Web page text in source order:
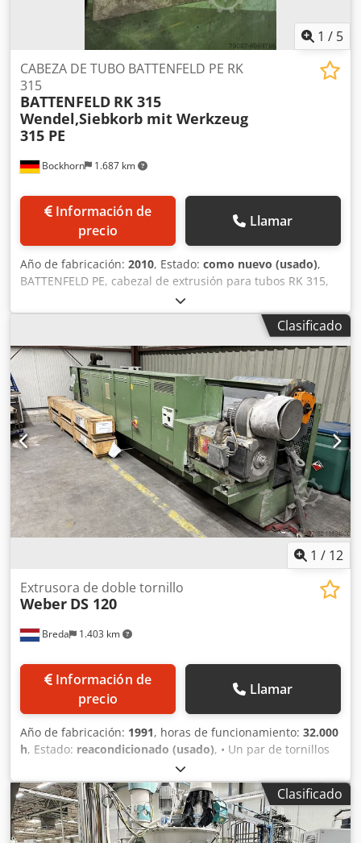
1 / 5
Bockhorn 1.687 km
CABEZA DE TUBO BATTENFELD PE RK
315
BATTENFELD RK 315
Wendel,Siebkorb mit Werkzeug
315 PE
Información de
precio
Llamar
Año de fabricación: 2010, Estado: como nuevo (usado),
BATTENFELD PE, cabezal de extrusión para tubos RK 315,
con filtro de tamiz y herramienta de 315 PE. Poco usado, en
perfecto estado. Estado: como nuevo. El cabezal de
extrusión es de mi propiedad. Sachal Extrusionsmaschinen
Codpehy Aq Iofx Aagsrf Bahnhofstr. 6 D-26345 Bockhorn-
Grabstede
Clasificado
1 / 12
Breda 1.403 km
Extrusora de doble tornillo
Weber DS 120
Información de
precio
Llamar
Año de fabricación: 1991, horas de funcionamiento: 32.000
h, Estado: reacondicionado (usado), • Un par de tornillos
WEBER originales (excelente estado, incluye informe de
medición) • Un par de tornillos no originales • Caja de
cambios inspeccionada y parcialmente revisada por
WEBER Crjdpfx Aaswaxuasgsf • Control actualizado a
control WPS • Producción en PVC de unos 700 kg/hora
Clasificado